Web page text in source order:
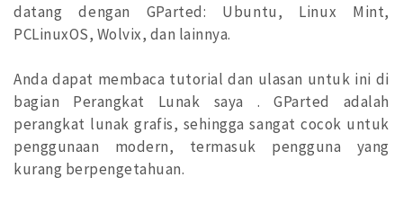
datang dengan GParted: Ubuntu, Linux Mint,
PCLinuxOS, Wolvix, dan lainnya.
Anda dapat membaca tutorial dan ulasan untuk ini di
bagian Perangkat Lunak saya . GParted adalah
perangkat lunak grafis, sehingga sangat cocok untuk
penggunaan modern, termasuk pengguna yang
kurang berpengetahuan.